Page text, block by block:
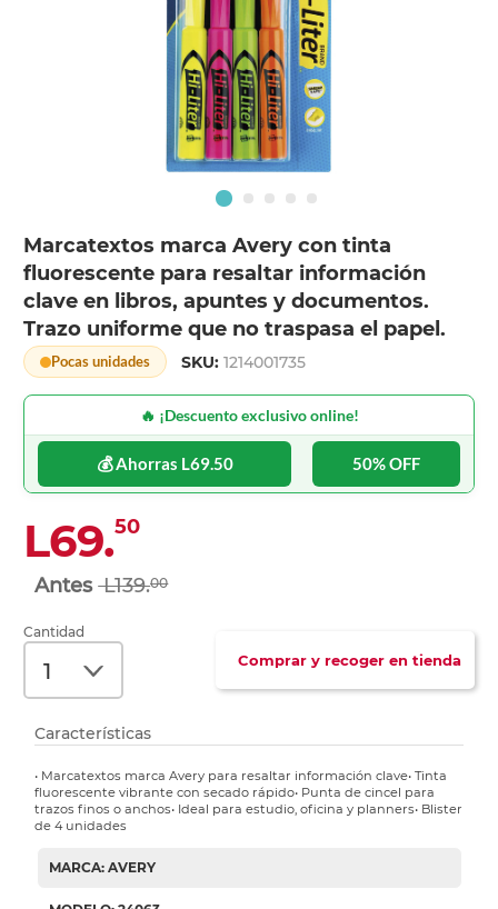
Marcatextos marca Avery con tinta
fluorescente para resaltar información
clave en libros, apuntes y documentos.
Trazo uniforme que no traspasa el papel.
Pocas unidades SKU:1214001735
🔥 ¡Descuento exclusivo online!
💰 Ahorras L69.50 50% OFF
L69.50
L139.00
Cantidad
Comprar y recoger en tienda
Características
• Marcatextos marca Avery para resaltar información clave• Tinta
fluorescente vibrante con secado rápido• Punta de cincel para
trazos finos o anchos• Ideal para estudio, oficina y planners• Blister
de 4 unidades
MARCA: AVERY